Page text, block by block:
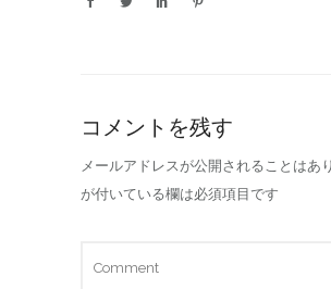
コメントを残す
メールアドレスが公開されることはあ
が付いている欄は必須項目です